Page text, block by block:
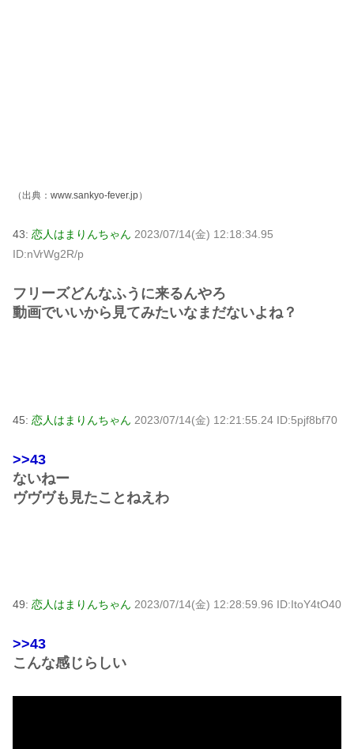
（出典： www.sankyo-fever.jp）
43: 恋人はまりんちゃん 2023/07/14(金) 12:18:34.95
ID:nVrWg2R/p
フリーズどんなふうに来るんやろ
動画でいいから見てみたいなまだないよね？
45: 恋人はまりんちゃん 2023/07/14(金) 12:21:55.24 ID:5pjf8bf70
>>43
ないねー
ヴヴヴも見たことねえわ
49: 恋人はまりんちゃん 2023/07/14(金) 12:28:59.96 ID:ItoY4tO40
>>43
こんな感じらしい